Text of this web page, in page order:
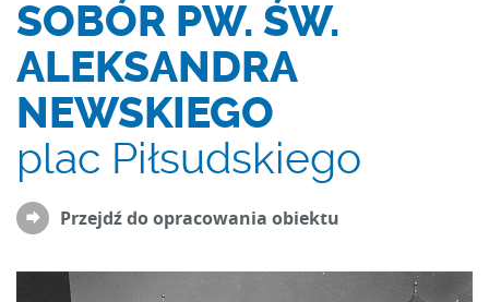
SOBÓR PW. ŚW.
ALEKSANDRA
NEWSKIEGO
plac Piłsudskiego
Przejdź do opracowania obiektu